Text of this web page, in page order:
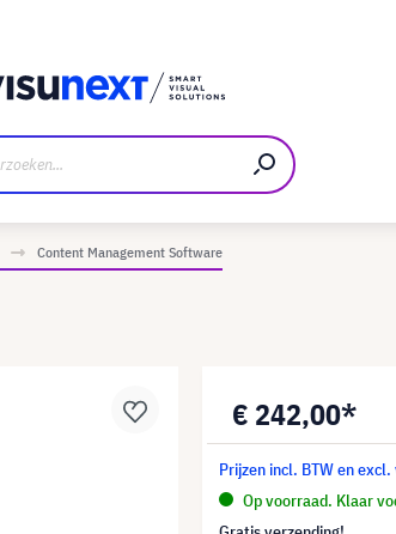
Content Management Software
€ 242,00*
Prijzen incl. BTW en
Op voorraad. Klaar